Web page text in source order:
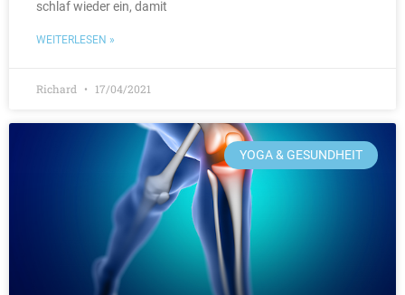
schlaf wieder ein, damit
WEITERLESEN »
Richard 17/04/2021
YOGA & GESUNDHEIT